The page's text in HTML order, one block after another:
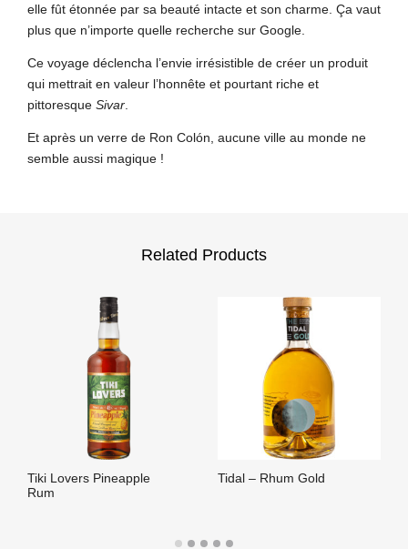
elle fût étonnée par sa beauté intacte et son charme. Ça vaut
plus que n’importe quelle recherche sur Google.
Ce voyage déclencha l’envie irrésistible de créer un produit
qui mettrait en valeur l’honnête et pourtant riche et
pittoresque Sivar.
Et après un verre de Ron Colón, aucune ville au monde ne
semble aussi magique !
Related Products
Tiki Lovers Pineapple
Rum
Tidal – Rhum Gold